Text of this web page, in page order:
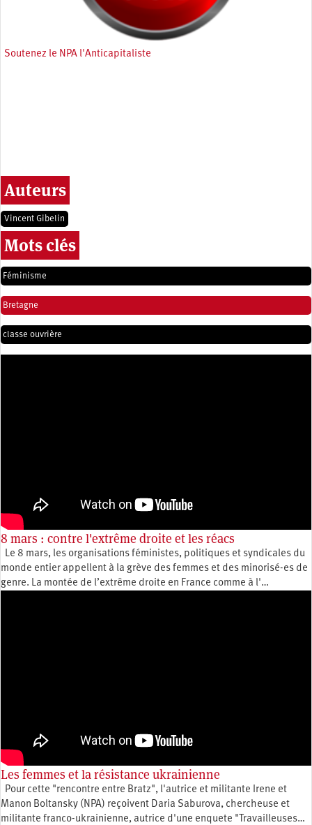
Soutenez le NPA l'Anticapitaliste
Auteurs
Vincent Gibelin
Mots clés
Féminisme
Bretagne
classe ouvrière
8 mars : contre l'extrême droite et les réacs
Le 8 mars, les organisations féministes, politiques et syndicales du
monde entier appellent à la grève des femmes et des minorisé-es de
genre. La montée de l’extrême droite en France comme à l'…
Les femmes et la résistance ukrainienne
Pour cette "rencontre entre Bratz", l'autrice et militante Irene et
Manon Boltansky (NPA) reçoivent Daria Saburova, chercheuse et
militante franco-ukrainienne, autrice d'une enquete "Travailleuses…